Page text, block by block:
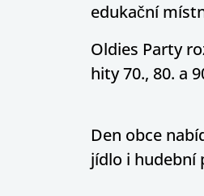
edukační
Oldies Party
hity 70., 80. a
Den obce
jídlo i hudební